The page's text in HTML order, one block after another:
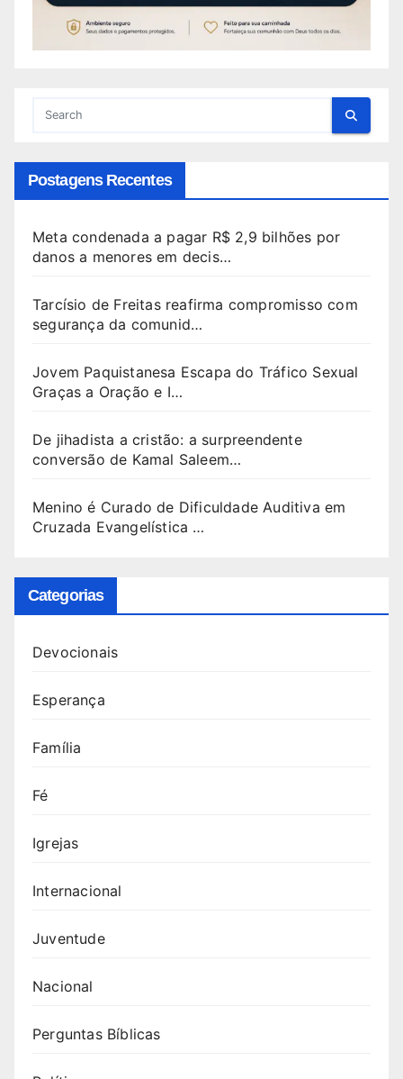
Postagens Recentes
Meta condenada a pagar R$ 2,9 bilhões por
danos a menores em decis…
Tarcísio de Freitas reafirma compromisso com
segurança da comunid…
Jovem Paquistanesa Escapa do Tráfico Sexual
Graças a Oração e I…
De jihadista a cristão: a surpreendente
conversão de Kamal Saleem…
Menino é Curado de Dificuldade Auditiva em
Cruzada Evangelística …
Categorias
Devocionais
Esperança
Família
Fé
Igrejas
Internacional
Juventude
Nacional
Perguntas Bíblicas